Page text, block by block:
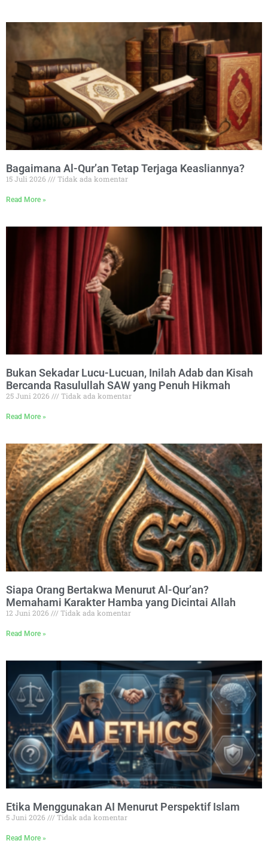
Bagaimana Al-Qur’an Tetap Terjaga Keasliannya?
15 Juli 2026 Tidak ada komentar
Read More »
Bukan Sekadar Lucu-Lucuan, Inilah Adab dan Kisah
Bercanda Rasulullah SAW yang Penuh Hikmah
25 Juni 2026 Tidak ada komentar
Read More »
Siapa Orang Bertakwa Menurut Al-Qur’an?
Memahami Karakter Hamba yang Dicintai Allah
12 Juni 2026 Tidak ada komentar
Read More »
Etika Menggunakan AI Menurut Perspektif Islam
5 Juni 2026 Tidak ada komentar
Read More »